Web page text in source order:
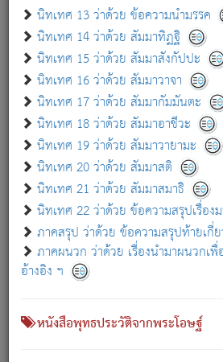
นิทเทศ 13 ว่าด้วย ข้อความนำมรรค
นิทเทศ 14 ว่าด้วย สัมมาทิฏฐิ
นิทเทศ 15 ว่าด้วย สัมมาสังกัปปะ
นิทเทศ 16 ว่าด้วย สัมมาวาจา
นิทเทศ 17 ว่าด้วย สัมมากัมมันตะ
นิทเทศ 18 ว่าด้วย สัมมาอาชีวะ
นิทเทศ 19 ว่าด้วย สัมมาวายามะ
นิทเทศ 20 ว่าด้วย สัมมาสติ
นิทเทศ 21 ว่าด้วย สัมมาสมาธิ
นิทเทศ 22 ว่าด้วย ข้อความสรุปเรื่อง
ภาคสรุป ว่าด้วย ข้อความสรุปท้ายเกี่
ภาคผนวก ว่าด้วย เรื่องนำมาผนวกเ
อ้างอิง ฯ
หนังสือพุทธประวัติจากพระโอษฐ์
เกี่ยวกับธรรมโฆษณ์ออนไลน์ (Disclaimer)
แม้ระบบ "ธรรมโฆษณ์ออนไลน์" พยายามปรับป
ผู้ศึกษาก็พึงตรวจสอบกับตัวเล่มหนังสือต้นฉบับ
ก่อนนำข้อมูลไปใช้ในการอ้างอิง"
เกี่ยวกับอัตถจารี|เกี่ยวกับการพัฒนา|แจ้
หนังสือที่เกี่ยวข้อง